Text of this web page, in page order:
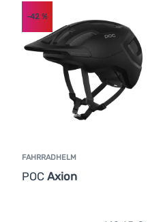
FAHRRADHELM
POC Axion
-42%